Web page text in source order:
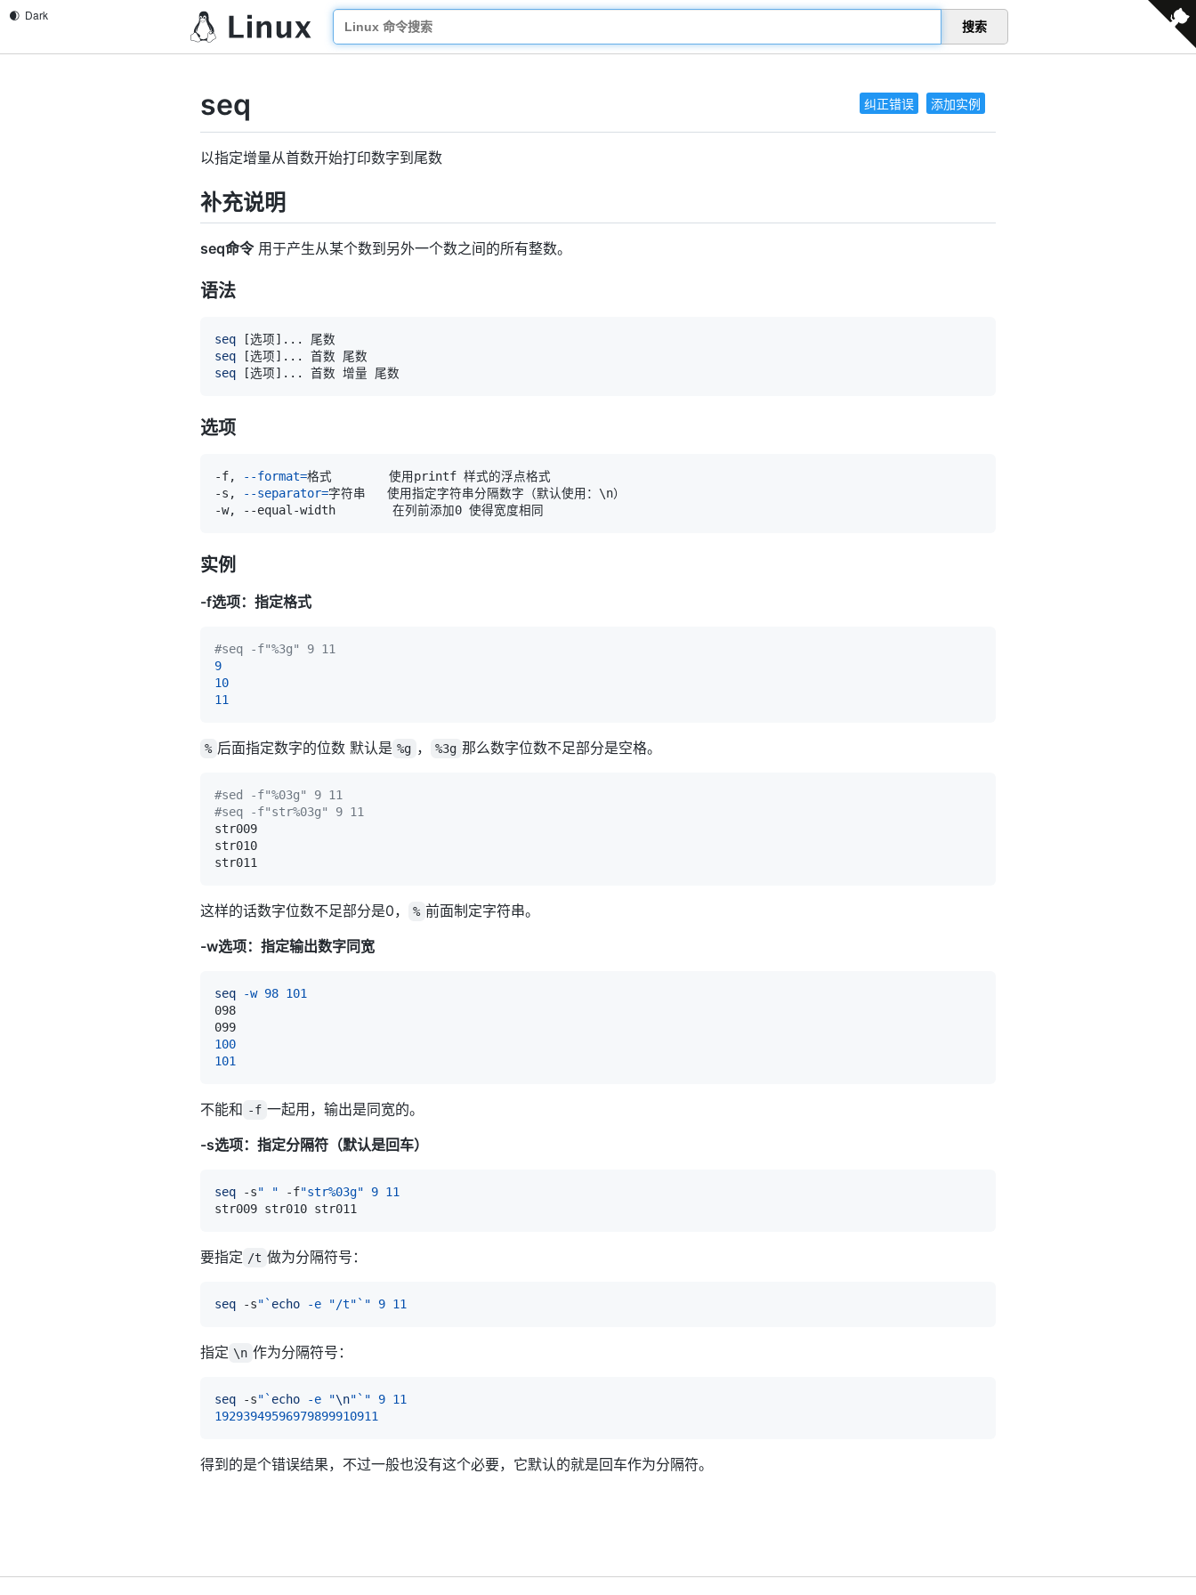
搜索
纠正错误 添加实例
seq
以指定增量从首数开始打印数字到尾数
补充说明
seq命令用于产生从某个数到另外一个数之间的所有整数。
语法
seq [选项] ..
seq
[选项] ..
seq
[选项] ..
选项
-f, --format=
-s,
--separator=字符串   使用指定字符串分隔数字（默认使用： \
实例
-f选项：指定格式
#seq -f"%3g" 9 11
9
10
11
% 后面指定数字的位数 默认是 %g ， %3g 那么数字位数不足部分是空格。
#sed -f"%03g" 9 11
#seq -f"str%03g" 9 11
这样的话数字位数不足部分是0， % 前面制定字符串。
-w选项：指定输出数字同宽
seq -w 98 101
100
101
不能和 -f 一起用，输出是同宽的。
-s选项：指定分隔符（默认是回车）
seq -s" " -f"str%03g" 9 11
要指定 /t 做为分隔符号：
seq -s" ` echo -e "/t" ` " 9 11
指定 \n 作为分隔符号：
seq -s" ` echo -e "\n" ` " 9 11
19293949596979899910911
得到的是个错误结果，不过一般也没有这个必要，它默认的就是回车作为分隔符。